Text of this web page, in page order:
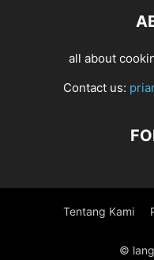
all about
Contact us:
Tentang Kami
©